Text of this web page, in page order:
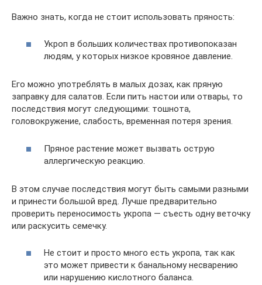
Важно знать, когда не стоит использовать пряность:
Укроп в больших количествах противопоказан
людям, у которых низкое кровяное давление.
Его можно употреблять в малых дозах, как пряную
заправку для салатов. Если пить настои или отвары, то
последствия могут следующими: тошнота,
головокружение, слабость, временная потеря зрения.
Пряное растение может вызвать острую
аллергическую реакцию.
В этом случае последствия могут быть самыми разными
и принести большой вред. Лучше предварительно
проверить переносимость укропа — съесть одну веточку
или раскусить семечку.
Не стоит и просто много есть укропа, так как
это может привести к банальному несварению
или нарушению кислотного баланса.